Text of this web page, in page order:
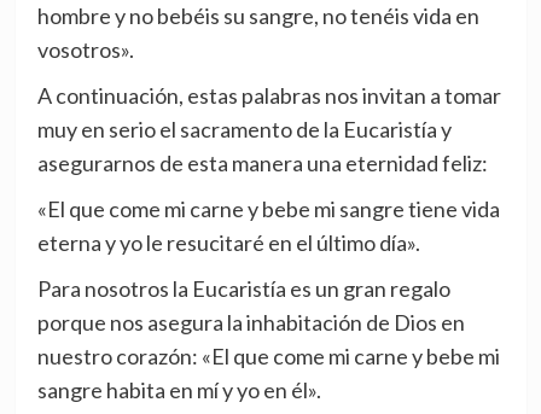
hombre y no bebéis su sangre, no tenéis vida en
vosotros».
A continuación, estas palabras nos invitan a tomar
muy en serio el sacramento de la Eucaristía y
asegurarnos de esta manera una eternidad feliz:
«El que come mi carne y bebe mi sangre tiene vida
eterna y yo le resucitaré en el último día».
Para nosotros la Eucaristía es un gran regalo
porque nos asegura la inhabitación de Dios en
nuestro corazón: «El que come mi carne y bebe mi
sangre habita en mí y yo en él».